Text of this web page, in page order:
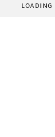
LOADING